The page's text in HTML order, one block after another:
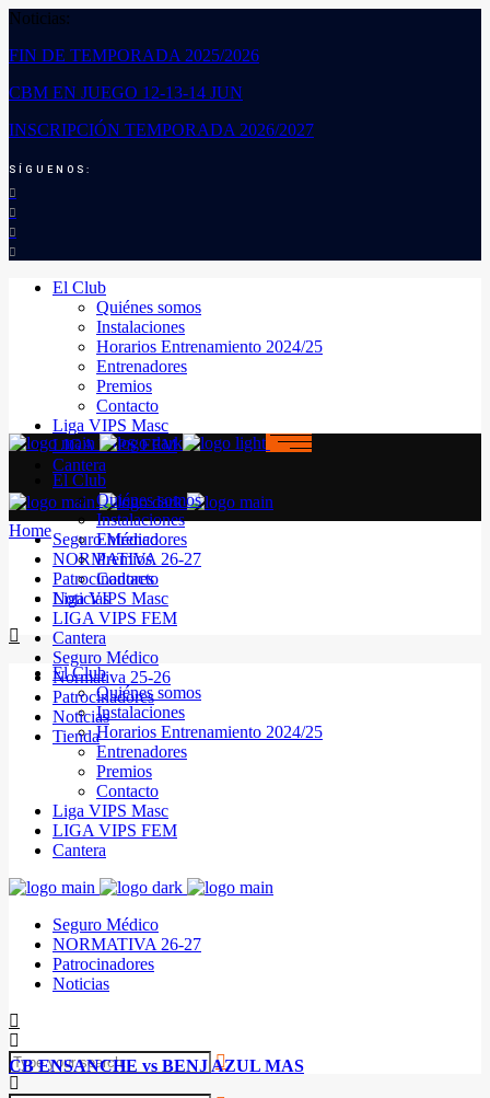
Noticias:
FIN DE TEMPORADA 2025/2026
CBM EN JUEGO 12-13-14 JUN
INSCRIPCIÓN TEMPORADA 2026/2027
SÍGUENOS:
El Club
Quiénes somos
Instalaciones
Horarios Entrenamiento 2024/25
Entrenadores
Premios
Contacto
Liga VIPS Masc
LIGA VIPS FEM
Cantera
Seguro Médico
NORMATIVA 26-27
Patrocinadores
Noticias
El Club
Quiénes somos
Instalaciones
Horarios Entrenamiento 2024/25
Entrenadores
Premios
Contacto
Liga VIPS Masc
LIGA VIPS FEM
Cantera
Seguro Médico
NORMATIVA 26-27
Patrocinadores
Noticias
El Club
Quiénes somos
Instalaciones
Entrenadores
Premios
Contacto
Liga VIPS Masc
LIGA VIPS FEM
Cantera
Seguro Médico
Normativa 25-26
Patrocinadores
Noticias
Tienda
Home
CB ENSANCHE vs BENJ AZUL MAS